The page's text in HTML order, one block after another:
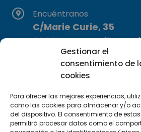
Gestionar el
consentimiento de
cookies
Para ofrecer las mejores experiencias,
como las cookies para almacenar y/o
del dispositivo. El consentimiento de
permitirá procesar datos como el
Encuéntranos
C/Marie Curie, 35
29590 Campanillas,
Suscríbete a nuestra